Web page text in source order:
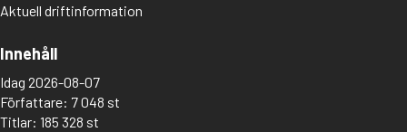
Aktuell driftinformation
Innehåll
Idag 2026-08-07
Författare: 7 048 st
Titlar: 185 328 st